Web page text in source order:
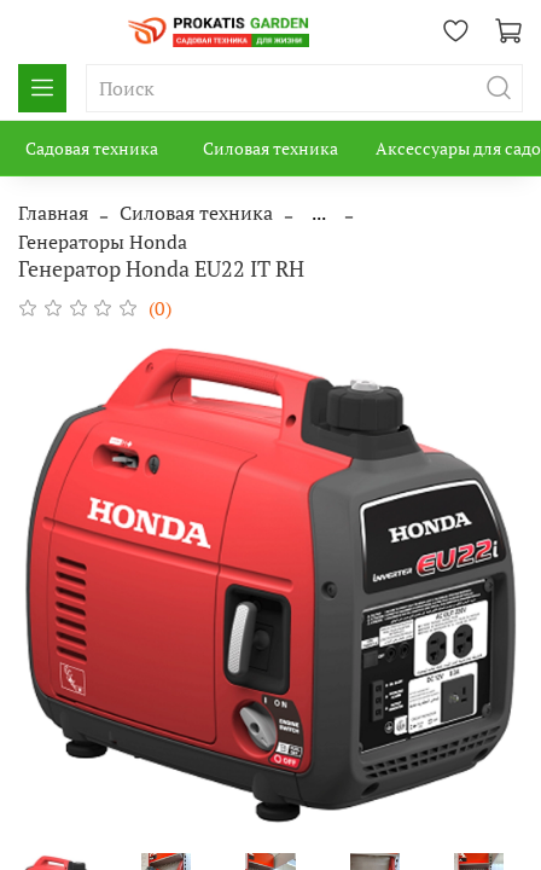
Садовая техника Силовая техника Аксессуары для
Главная Силовая техника
...
Генераторы Honda
Генератор Honda EU22 IT RH
(0)